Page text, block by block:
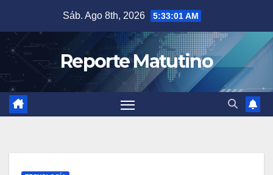
contenido
Sáb. Ago 8th, 2026 5:33:02 AM
Reporte Matutino